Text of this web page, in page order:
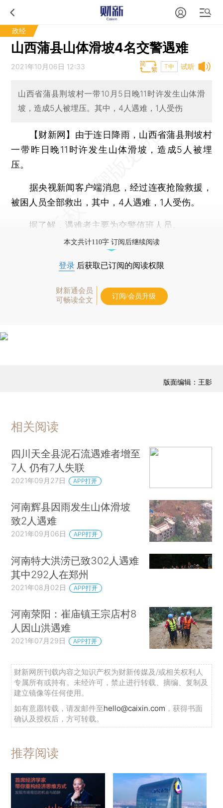
政经
山西蒲县山体滑坡4名交警遇难
试听
2021年10月06日 12:33 T中
山西省蒲县荆坡村一带10月5日晚11时许发生山体滑
坡，造成5人被埋压。其中，4人遇难，1人受伤
【财新网】 由于连日降雨，山西省蒲县荆坡村
一带昨日晚11时许发生山体滑坡，造成5人被埋
压。
据央视新闻客户端消息，经过连夜抢险救援，
被困人员全部救出，其中，4人遇难，1人受伤。
据了解，遇难者主要为交警值班人员。
本文共计110字 订阅后继续阅读
登录 后获取已订阅的阅读权限
财新通会员
可畅读全文
订阅/会员升级
版面编辑：王影
相关阅读
四川天全县泥石流遇难者增至
7人 仍有7人失联
2021年09月27日 APP打开
河南辉县因雨发生山体滑坡
致2人遇难
2021年09月06日 APP打开
河南特大洪涝已致302人遇难
其中292人在郑州
2021年08月02日 APP打开
河南荥阳：崔庙镇王宗店村8
人因山洪遇难
2021年07月29日 APP打开
财新网所刊载内容之知识产权为财新传媒及/或相关权利人
专属所有或持有。未经许可，禁止进行转载、摘编、复制及
建立镜像等任何使用。
如有意愿转载，请发邮件至hello@caixin.com ，获得书面
确认及授权后，方可转载。
推荐阅读